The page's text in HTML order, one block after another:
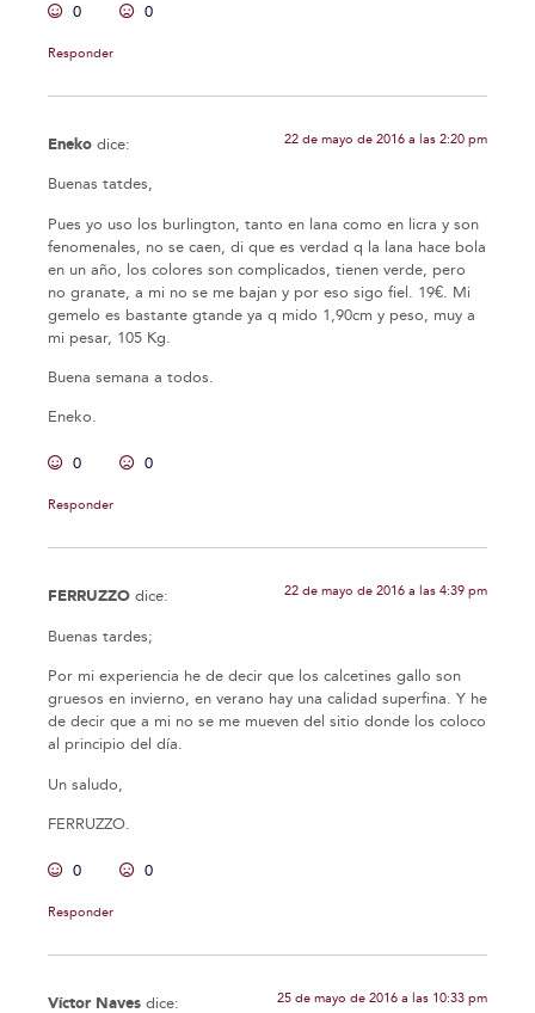
0 0
Responder
Eneko dice: 22 de mayo de 2016 a las 2:20 pm
Buenas tatdes,
Pues yo uso los burlington, tanto en lana como en licra y son
fenomenales, no se caen, di que es verdad q la lana hace bola
en un año, los colores son complicados, tienen verde, pero
no granate, a mi no se me bajan y por eso sigo fiel. 19€. Mi
gemelo es bastante gtande ya q mido 1,90cm y peso, muy a
mi pesar, 105 Kg.
Buena semana a todos.
Eneko.
0 0
Responder
FERRUZZO dice: 22 de mayo de 2016 a las 4:39 pm
Buenas tardes;
Por mi experiencia he de decir que los calcetines gallo son
gruesos en invierno, en verano hay una calidad superfina. Y he
de decir que a mi no se me mueven del sitio donde los coloco
al principio del día.
Un saludo,
FERRUZZO.
0 0
Responder
Víctor Naves dice: 25 de mayo de 2016 a las 10:33 pm